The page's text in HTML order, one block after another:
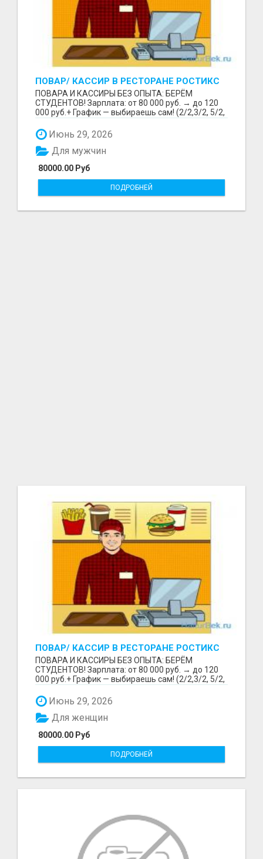
ПОВАР/ КАССИР В РЕСТОРАНЕ РОСТИКС
(КФС)
ПОВАРА И КАССИРЫ БЕЗ ОПЫТА: БЕРЁМ
СТУДЕНТОВ! Зарплата: от 80 000 руб. → до 120
000 руб.+ График — выбираешь сам! (2/2,3/2, 5/2,
Июнь 29, 2026
80000.00 Руб
Для мужчин
ПОДРОБНЕЙ
ПОВАР/ КАССИР В РЕСТОРАНЕ РОСТИКС
(КФС)
ПОВАРА И КАССИРЫ БЕЗ ОПЫТА: БЕРЁМ
СТУДЕНТОВ! Зарплата: от 80 000 руб. → до 120
000 руб.+ График — выбираешь сам! (2/2,3/2, 5/2,
Июнь 29, 2026
80000.00 Руб
Для женщин
ПОДРОБНЕЙ